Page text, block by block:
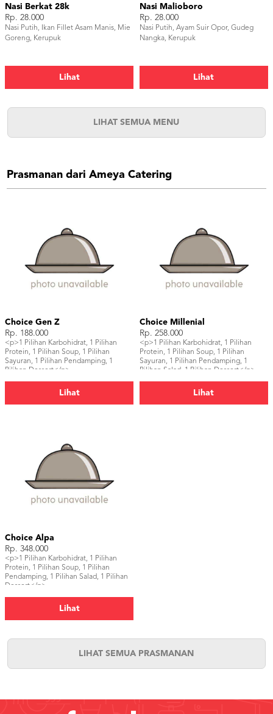
Nasi Berkat 28k
Rp. 28.000
Nasi Putih, Ikan Fillet Asam Manis, Mie
Goreng, Kerupuk
Lihat
Nasi Malioboro
Rp. 28.000
Nasi Putih, Ayam Suir Opor, Gudeg
Nangka, Kerupuk
Lihat
LIHAT SEMUA MENU
Prasmanan dari Ameya Catering
Choice Gen Z
Rp. 188.000
<p>1 Pilihan Karbohidrat, 1 Pilihan
Protein, 1 Pilihan Soup, 1 Pilihan
Sayuran, 1 Pilihan Pendamping, 1
Pilihan Dessert</p>
Lihat
Choice Millenial
Rp. 258.000
<p>1 Pilihan Karbohidrat, 1 Pilihan
Protein, 1 Pilihan Soup, 1 Pilihan
Sayuran, 1 Pilihan Pendamping, 1
Pilihan Salad, 1 Pilihan Dessert</p>
Lihat
Choice Alpa
Rp. 348.000
<p>1 Pilihan Karbohidrat, 1 Pilihan
Protein, 1 Pilihan Soup, 1 Pilihan
Pendamping, 1 Pilihan Salad, 1 Pilihan
Dessert</p>
Lihat
LIHAT SEMUA PRASMANAN